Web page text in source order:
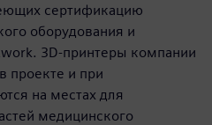
сертификацию
оборудования и
3D-принтеры компании
проекте и при
на местах для
медицинского